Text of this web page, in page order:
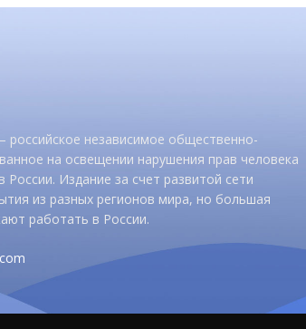
российское независимое общественно-
на освещении нарушения прав человека
Издание за счет развитой сети
из разных регионов мира, но большая
работать в России.